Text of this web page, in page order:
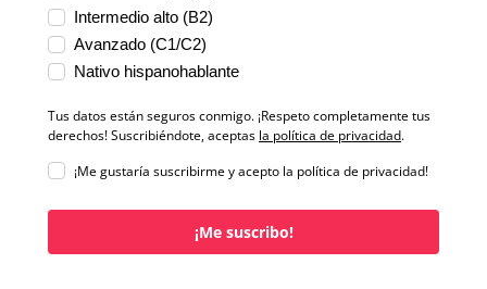
Intermedio alto (B2)
Avanzado (C1/C2)
Nativo hispanohablante
Tus datos están seguros conmigo. ¡Respeto completamente tus
derechos! Suscribiéndote, aceptas la política de privacidad.
¡Me gustaría suscribirme y acepto la política de privacidad!
¡Me suscribo!